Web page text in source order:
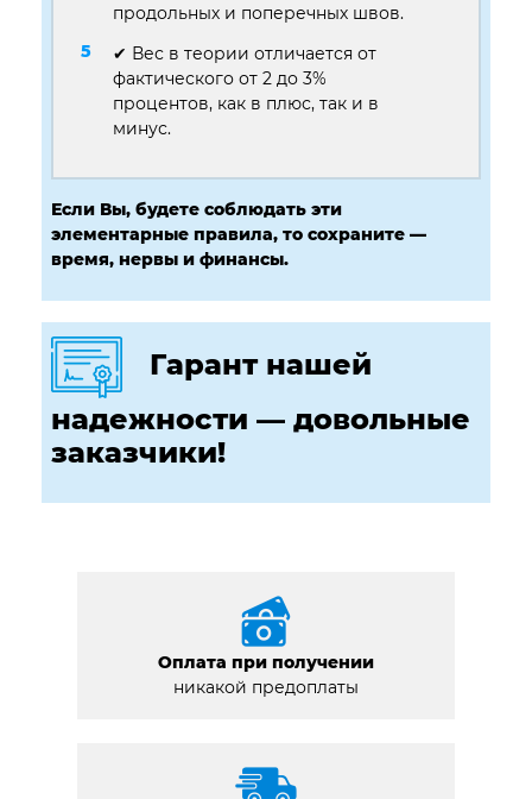
продольных и поперечных швов.
✔ Вес в теории отличается от
фактического от 2 до 3%
процентов, как в плюс, так и в
минус.
Если Вы, будете соблюдать эти
элементарные правила, то сохраните —
время, нервы и финансы.
Гарант нашей
надежности — довольные
заказчики!
Оплата при получении
никакой предоплаты